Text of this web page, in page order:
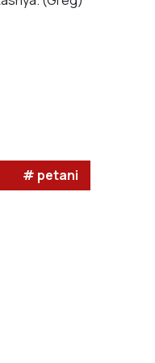
# petani